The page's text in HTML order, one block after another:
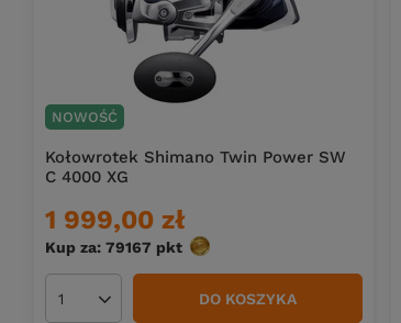
NOWOŚĆ
Kołowrotek Shimano Twin Power SW
C 4000 XG
1 999,00 zł
Kup za: 79167 pkt punktów
Ilość produktów DO KOSZYKA